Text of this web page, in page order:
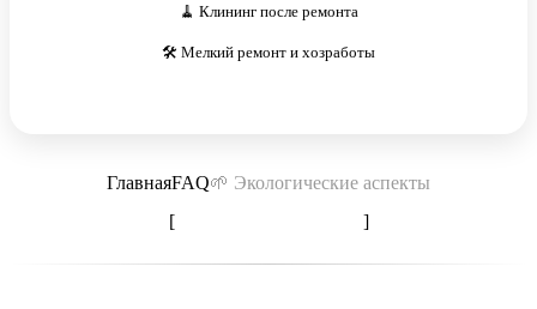
🧹 Клининг после ремонта
🛠️ Мелкий ремонт и хозработы
ГлавнаяFAQ🌱 Экологические аспекты
[
]